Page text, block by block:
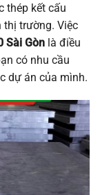
thép kết cấu
thị trường. Việc
Sài Gòn là điều
có nhu cầu
dự án của mình.